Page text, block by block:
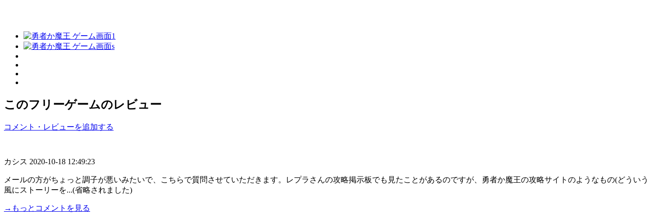
このフリーゲームのレビュー
コメント・レビューを追加する
カシス 2020-10-18 12:49:23
メールの方がちょっと調子が悪いみたいで、こちらで質問させていただきます。レプラさんの攻略掲示板でも見たことがあるのですが、勇者か魔王の攻略サイトのようなもの(どういう
風にストーリーを...(省略されました)
→もっとコメントを見る